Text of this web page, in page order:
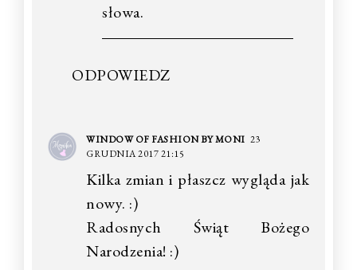
słowa.
ODPOWIEDZ
WINDOW OF FASHION BY MONI 23
GRUDNIA 2017 21:15
Kilka zmian i płaszcz wygląda jak
nowy. :)
Radosnych Świąt Bożego
Narodzenia! :)